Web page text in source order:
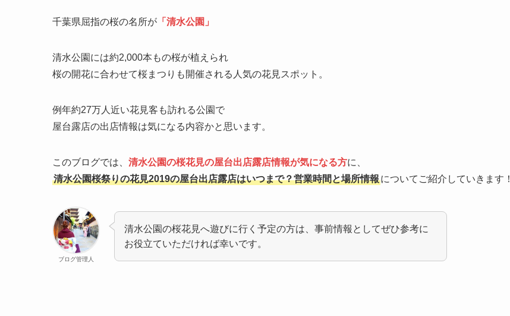
千葉県屈指の桜の名所が 「清水公園」
清水公園には約2,000本もの桜が植えられ
桜の開花に合わせて桜まつりも開催される人気の花見スポット。
例年約27万人近い花見客も訪れる公園で
屋台露店の出店情報は気になる内容かと思います。
このブログでは、 清水公園の桜花見の屋台出店露店情報が気になる方に、
清水公園桜祭りの花見2019の屋台出店露店はいつまで？営業時間と場所情報についてご紹介していきます！
ブログ管理人
清水公園の桜花見へ遊びに行く予定の方は、事前情報としてぜひ参考に
お役立ていただければ幸いです。